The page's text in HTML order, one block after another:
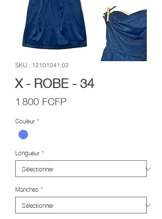
SKU : 12101041.02
X - ROBE - 34
1 800 FCFP
Couleur*
Longueur*
Manches*